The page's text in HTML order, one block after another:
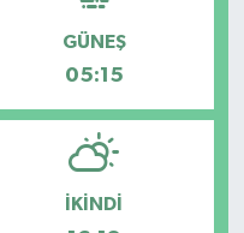
GÜNEŞ
05:15
İKINDI